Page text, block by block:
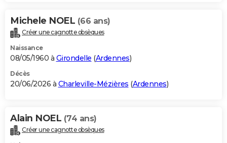
Michele NOEL (66 ans)
Créer une cagnotte obsèques
Naissance
08/05/1960 à Girondelle (Ardennes)
Décès
20/06/2026 à Charleville-Mézières (Ardennes)
Alain NOEL (74 ans)
Créer une cagnotte obsèques